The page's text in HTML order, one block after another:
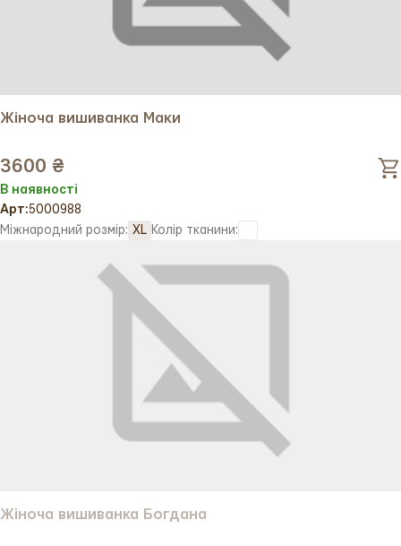
Жіноча вишиванка Маки
3600 ₴
В наявності
Арт:5000988
Міжнародний розмір: XL Колір тканини:
Жіноча вишиванка Богдана